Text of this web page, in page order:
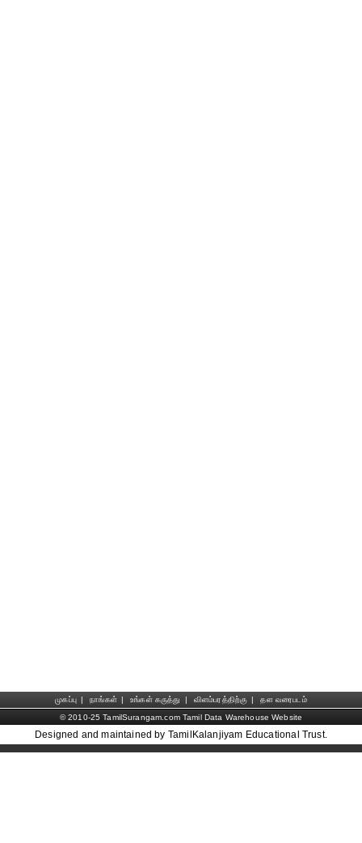
முகப்பு | நாங்கள் | உங்கள் கருத்து | விளம்பரத்திற்கு |
தள வரைபடம்
© 2010-25 TamilSurangam.com Tamil Data Warehouse Website
Designed and maintained by TamilKalanjiyam Educational Trust.